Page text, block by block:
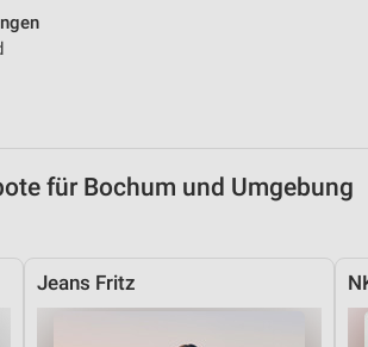
für Bochum und Umgebung
Jeans Fritz
Inhalten